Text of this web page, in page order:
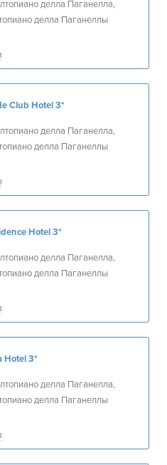
делла Паганелла,
делла Паганеллы
Club Hotel3*
делла Паганелла,
делла Паганеллы
Hotel3*
делла Паганелла,
делла Паганеллы
Hotel3*
делла Паганелла,
делла Паганеллы